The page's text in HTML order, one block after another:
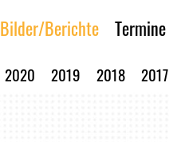
Bilder/Berichte Termine
2020 2019 2018 2017